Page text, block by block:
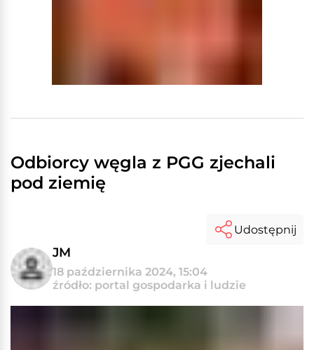
Odbiorcy węgla z PGG zjechali
pod ziemię
JM
18 października 2024, 15:04
źródło: portal gospodarka i ludzie
Udostępnij